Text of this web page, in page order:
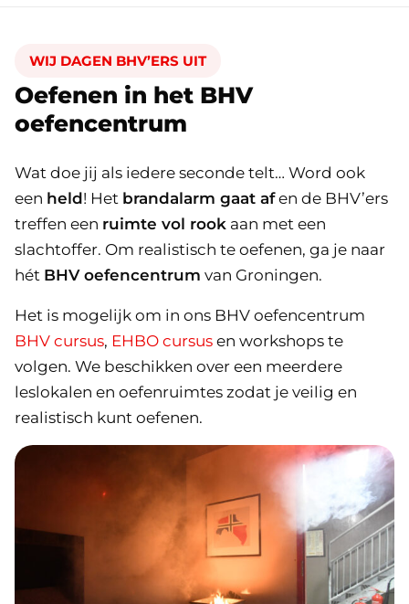
Oefenen in het BHV
oefencentrum
WIJ DAGEN BHV’ERS UIT
Wat doe jij als iedere seconde telt… Word ook
een held! Het brandalarm gaat afen de BHV’ers
treffen een ruimte vol rook aan met een
slachtoffer. Om realistisch te oefenen, ga je naar
hét BHV oefencentrum van Groningen.
Het is mogelijk om in ons BHV oefencentrum
BHV cursus, EHBO cursus en workshops te
volgen. We beschikken over een meerdere
leslokalen en oefenruimtes zodat je veilig en
realistisch kunt oefenen.